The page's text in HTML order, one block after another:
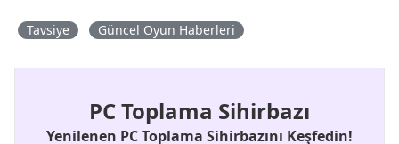
Tavsiye Güncel Oyun Haberleri
PC Toplama Sihirbazı
Yenilenen PC Toplama Sihirbazını Keşfedin!